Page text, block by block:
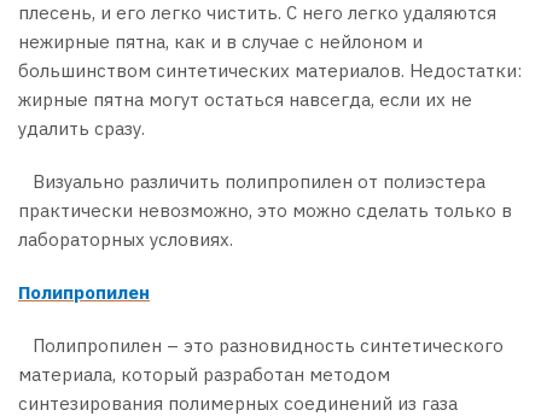
плесень, и его легко чистить. С него легко удаляются
нежирные пятна, как и в случае с нейлоном и
большинством синтетических материалов. Недостатки:
жирные пятна могут остаться навсегда, если их не
удалить сразу.
Визуально различить полипропилен от полиэстера
практически невозможно, это можно сделать только в
лабораторных условиях.
Полипропилен
Полипропилен – это разновидность синтетического
материала, который разработан методом
синтезирования полимерных соединений из газа